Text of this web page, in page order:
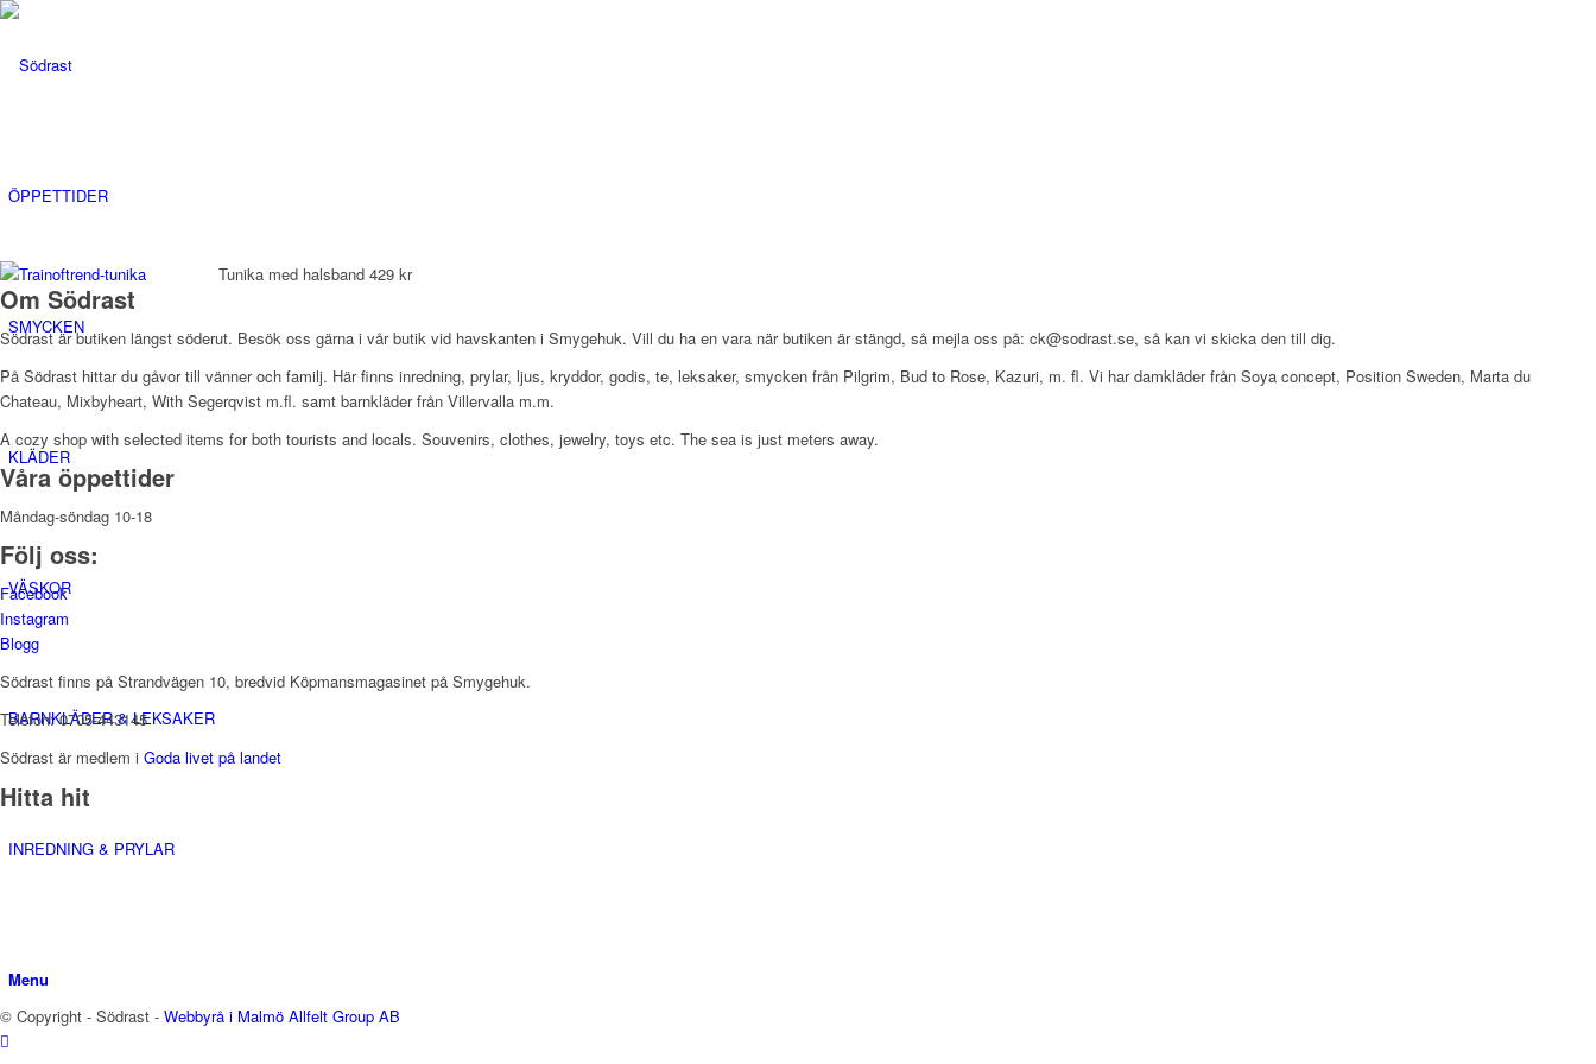
ÖPPETTIDER
SMYCKEN
KLÄDER
VÄSKOR
BARNKLÄDER & LEKSAKER
INREDNING & PRYLAR
Menu
Tunika med halsband 429 kr
Om Södrast
Södrast är butiken längst söderut. Besök oss gärna i vår butik vid havskanten i Smygehuk. Vill du ha en vara när butiken är stängd, så mejla oss på: ck@sodrast.se, så kan vi skicka den till dig.
På Södrast hittar du gåvor till vänner och familj. Här finns inredning, prylar, ljus, kryddor, godis, te, leksaker, smycken från Pilgrim, Bud to Rose, Kazuri, m. fl. Vi har damkläder från Soya concept, Position Sweden, Marta du
Chateau, Mixbyheart, With Segerqvist m.fl. samt barnkläder från Villervalla m.m.
A cozy shop with selected items for both tourists and locals. Souvenirs, clothes, jewelry, toys etc. The sea is just meters away.
Våra öppettider
Måndag-söndag 10-18
Följ oss:
Facebook
Instagram
Blogg
Södrast finns på Strandvägen 10, bredvid Köpmansmagasinet på Smygehuk.
Telefon: 0705-443145
Södrast är medlem i Goda livet på landet
Hitta hit
© Copyright - Södrast - Webbyrå i Malmö Allfelt Group AB